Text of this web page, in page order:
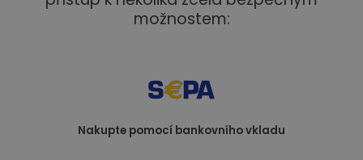
možnostem:
Nakupte pomocí bankovního vkladu